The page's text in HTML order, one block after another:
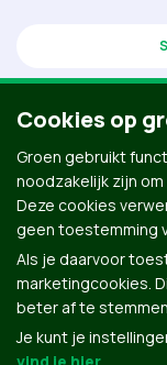
Don’t have an account? Click
Cookies op
Groen gebruikt
noodzakelijk zijn
Deze cookies
geen toestemming
Als je daarvoor
marketingcookies.
beter af te
Je kunt je